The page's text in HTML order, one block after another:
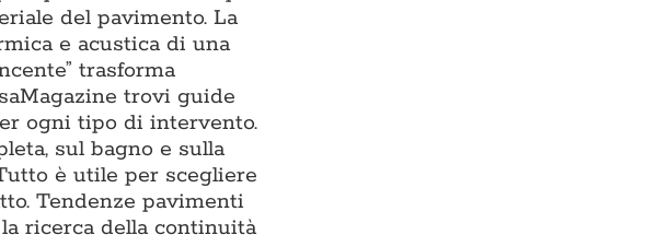
del pavimento. La
e acustica di una
trasforma
trovi guide
ogni tipo di intervento.
sul bagno e sulla
è utile per scegliere
Tendenze pavimenti
ricerca della continuità